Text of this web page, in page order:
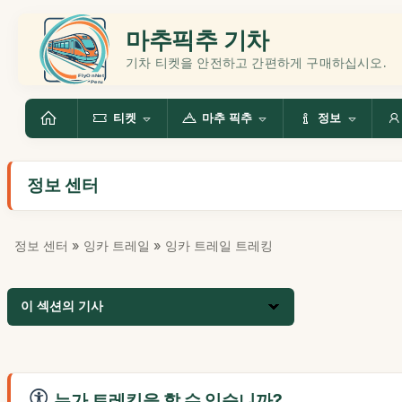
마추픽추 기차
기차 티켓을 안전하고 간편하게 구매하십시오.
티켓 마추 픽추 정보
정보 센터
정보 센터 » 잉카 트레일 » 잉카 트레일 트레킹
이 섹션의 기사